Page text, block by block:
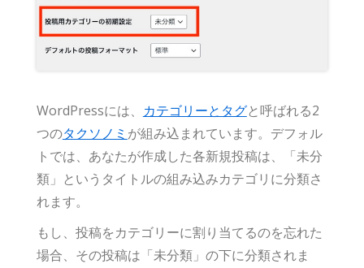
WordPressには、 カテゴリーとタグと呼ばれる2
つのタクソノミ が組み込まれています。デフォル
トでは、あなたが作成した各新規投稿は、「未分
類」というタイトルの組み込みカテゴリに分類さ
れます。
もし、投稿をカテゴリーに割り当てるのを忘れた
場合、その投稿は「未分類」の下に分類されま